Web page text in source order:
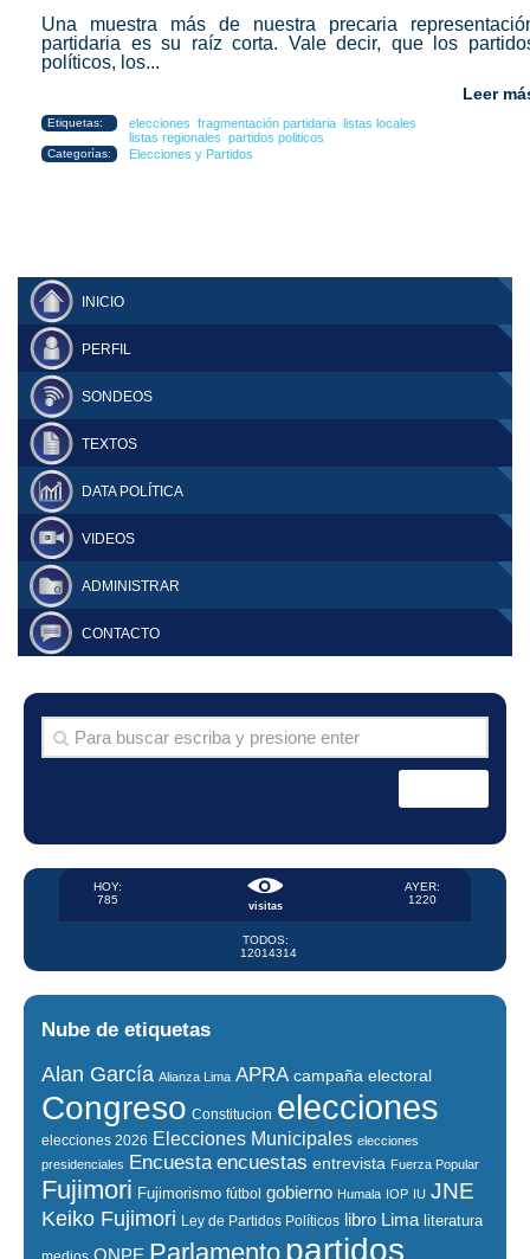
Una muestra más de nuestra precaria
partidaria es su raíz corta. Vale decir, que los
políticos, los...
Leer
Etiquetas: elecciones fragmentación partidaria listas locales
listas regionales partidos politicos
Categorías: Elecciones y Partidos
INICIO
PERFIL
SONDEOS
TEXTOS
DATA POLÍTICA
VIDEOS
ADMINISTRAR
CONTACTO
visitas
HOY:
785
AYER:
1220
TODOS:
12014314
Nube de etiquetas
Alan García Alianza Lima APRA campaña electoral
Congreso Constitucion elecciones
elecciones 2026 Elecciones Municipales elecciones
presidenciales
Encuesta encuestas entrevista Fuerza Popular
Fujimori Fujimorismo fútbol gobierno Humala IOP IU JNE
Keiko Fujimori Ley de Partidos Políticos libro Lima literatura
Parlamento partidos